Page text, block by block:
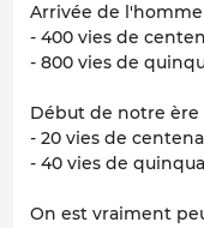
Arrivée de
- 400 vies de
- 800 vies de
Début de notre ère
- 20 vies de
- 40 vies de
On est vraiment